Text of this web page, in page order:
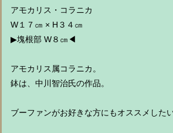
アモカリス・コラニカ
W１７㎝ × H３４㎝
▶︎塊根部 W８㎝◀︎
アモカリス属コラニカ。
鉢は、中川智治氏の作品。
ブーファンがお好きな方にもオススメしたい